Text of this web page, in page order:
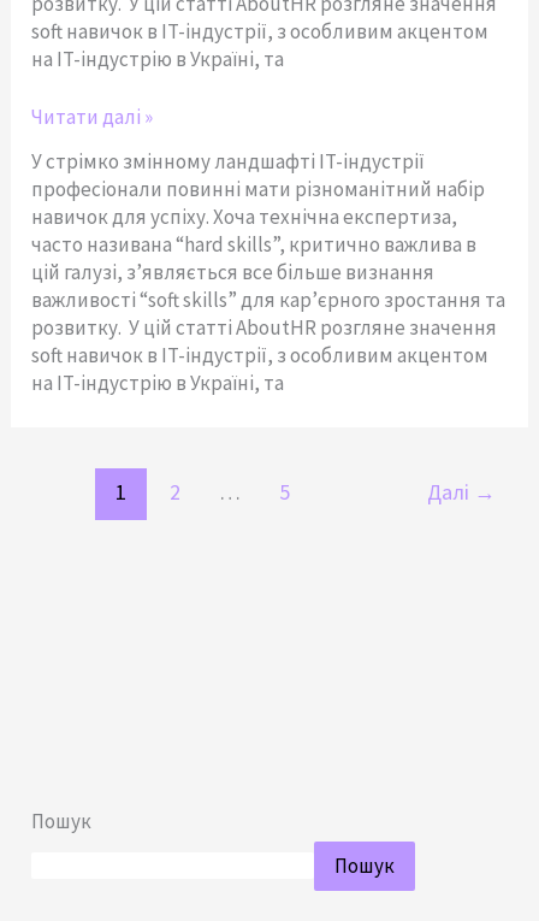
soft навичок в IT-індустрії, з особливим акцентом
на IT-індустрію в Україні, та
Читати далі »
У стрімко змінному ландшафті IT-індустрії
професіонали повинні мати різноманітний набір
навичок для успіху. Хоча технічна експертиза,
часто називана “hard skills”, критично важлива в
цій галузі, з’являється все більше визнання
важливості “soft skills” для кар’єрного зростання та
розвитку. У цій статті AboutHR розгляне значення
soft навичок в IT-індустрії, з особливим акцентом
на IT-індустрію в Україні, та
1 2 … 5 Далі →
Пошук
Пошук